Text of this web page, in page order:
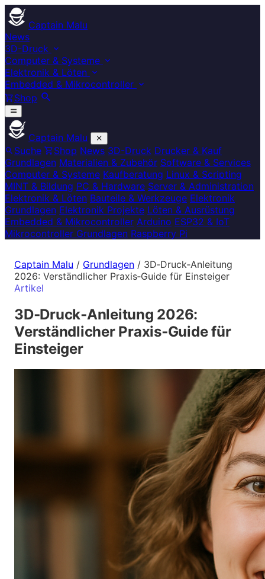
Captain Malu
News
3D-Druck
Computer & Systeme
Elektronik & Löten
Embedded & Mikrocontroller
Shop
Captain Malu
Suche
Shop News 3D-Druck Drucker & Kauf
Grundlagen Materialien & Zubehör Software & Services
Computer & Systeme Kaufberatung Linux & Scripting
MINT & Bildung PC & Hardware Server & Administration
Elektronik & Löten Bauteile & Werkzeuge Elektronik
Grundlagen Elektronik Projekte Löten & Ausrüstung
Embedded & Mikrocontroller Arduino ESP32 & IoT
Mikrocontroller Grundlagen Raspberry Pi
Captain Malu / Grundlagen / 3D‑Druck‑Anleitung
2026: Verständlicher Praxis‑Guide für Einsteiger
Artikel
3D‑Druck‑Anleitung 2026:
Verständlicher Praxis‑Guide für
Einsteiger